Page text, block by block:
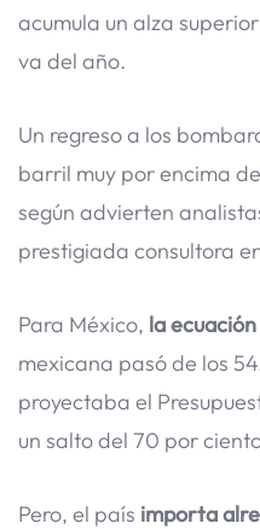
acumula un alza
va del año.
Un regreso a los
barril muy por encima
según advierten
prestigiada consultora
Para México, la
mexicana pasó de los
proyectaba el
un salto del 70 por
Pero, el país importa